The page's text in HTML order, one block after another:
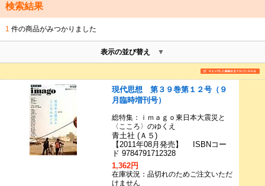
検索結果
1 件の商品がみつかりました
表示の並び替え
現代思想 第３９巻第１２号（９
月臨時増刊号）
総特集：ｉｍａｇｏ東日本大震災と
〈こころ〉のゆくえ
青土社 (Ａ５)
【2011年08月発売】 ISBNコー
ド 9784791712328
1,362円
在庫状況：品切れのためご注文いただ
けません